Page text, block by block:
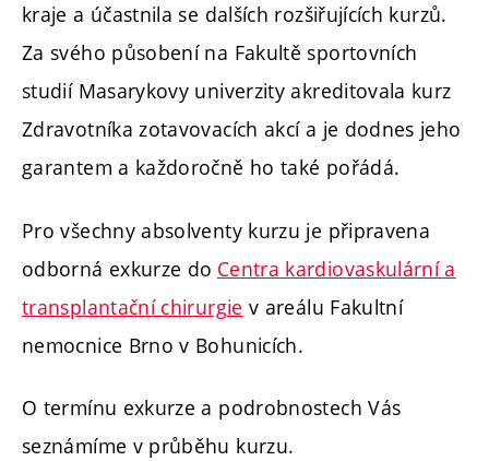
kraje a účastnila se dalších rozšiřujících kurzů.
Za svého působení na Fakultě sportovních
studií Masarykovy univerzity akreditovala kurz
Zdravotníka zotavovacích akcí a je dodnes jeho
garantem a každoročně ho také pořádá.
Pro všechny absolventy kurzu je připravena
odborná exkurze do Centra kardiovaskulární a
transplantační chirurgie v areálu Fakultní
nemocnice Brno v Bohunicích.
O termínu exkurze a podrobnostech Vás
seznámíme v průběhu kurzu.